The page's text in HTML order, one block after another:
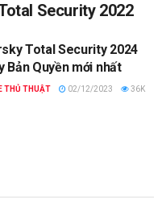
Security 2022
Total Security 2024
Bản Quyền mới nhất
THỦ THUẬT 02/12/2023 36K